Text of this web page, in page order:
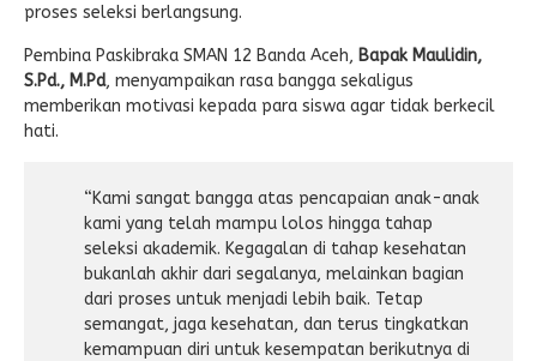
proses seleksi berlangsung.
Pembina Paskibraka SMAN 12 Banda Aceh, Bapak Maulidin,
S.Pd., M.Pd, menyampaikan rasa bangga sekaligus
memberikan motivasi kepada para siswa agar tidak berkecil
hati.
“Kami sangat bangga atas pencapaian anak-anak
kami yang telah mampu lolos hingga tahap
seleksi akademik. Kegagalan di tahap kesehatan
bukanlah akhir dari segalanya, melainkan bagian
dari proses untuk menjadi lebih baik. Tetap
semangat, jaga kesehatan, dan terus tingkatkan
kemampuan diri untuk kesempatan berikutnya di